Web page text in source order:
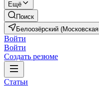
Ещё
Поиск
Белоозёрский
Войти
Войти
Создать резюме
Статьи